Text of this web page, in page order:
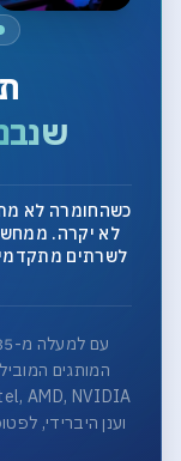
כשהחומרה לא
לא יקרה.
לשרתים
וענן היברידי,